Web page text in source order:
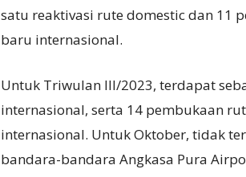
satu reaktivasi rute domestic dan 11
baru internasional.
Untuk Triwulan III/2023, terdapat
internasional, serta 14 pembukaan
internasional. Untuk Oktober, tidak
bandara-bandara Angkasa Pura